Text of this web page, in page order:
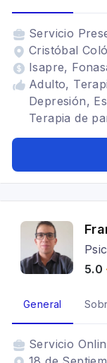
Servicio
Cristóbal
Isapre,
Adulto,
Depresión,
Terapia de
5.0
General
Servicio